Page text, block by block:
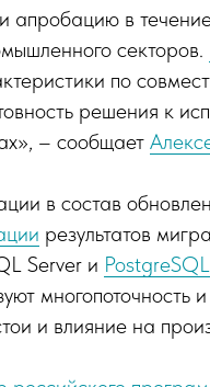
апробацию в
секторов.
по
решения к
– сообщает
в состав
результатов
Server и PostgreSQL
многопоточность
и влияние на